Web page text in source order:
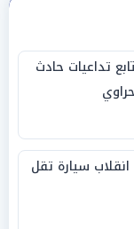
تداعيات حادث
سيارة تقل